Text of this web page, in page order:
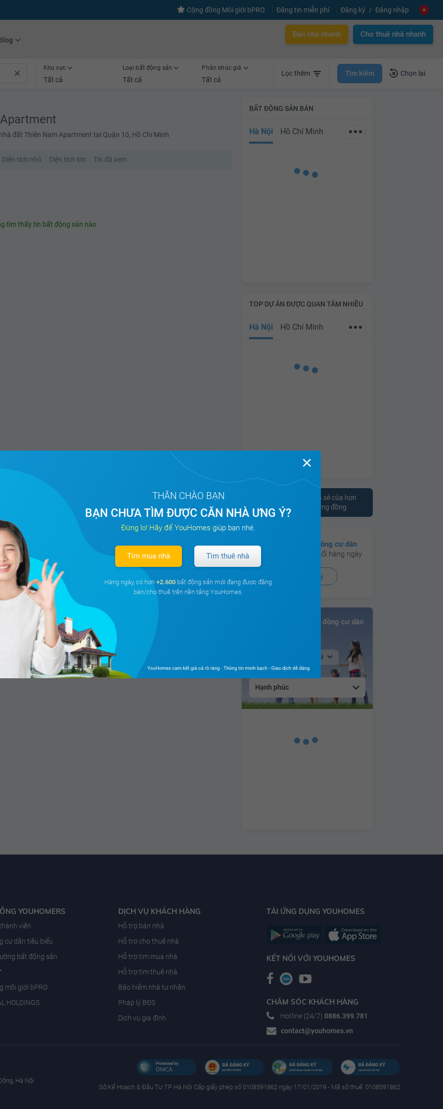
Cộng đồng Môi giới bPRO Đăng tin miễn phí Đăng ký Đăng nhập
Bán nhà nhanh Cho thuê nhà nhanh
Khu vực
Tất cả
Loại bất động sản
Tất cả
Phân khúc giá
Tất cả
Lọc thêm Tìm kiếm Chọn lại
đất Thiên Nam Apartment tại Quận 10, Hồ Chí Minh
Diện tích nhỏ Diện tích lớn Tin đã xem
tìm thấy tin bất động sản nào
BẤT ĐỘNG SẢN BÁN
Hà Nội Hồ Chí Minh
TOP DỰ ÁN ĐƯỢC QUAN TÂM NHIỀU
Hà Nội Hồ Chí Minh
Tham khảo ý kiến chia sẻ của hơn
10.000 cư dân trên cộng đồng
Có hơn
130 cộng đồng cư dân
đang hoạt động sôi nổi hàng ngày
Xem ngay
Bảng xếp hạng Cộng đồng cư dân
Tại Hà Nội
Hạnh phúc
YOUHOMERS
viên
cư dân tiêu biểu
bất động sản
môi giới bPRO
HOLDINGS
DỊCH VỤ KHÁCH HÀNG
Hỗ trợ bán nhà
Hỗ trợ cho thuê nhà
Hỗ trợ tìm mua nhà
Hỗ trợ tìm thuê nhà
Bảo hiểm nhà tư nhân
Pháp lý BĐS
Dịch vụ gia đình
TẢI ỨNG DỤNG YOUHOMES
KẾT NỐI VỚI YOUHOMES
CHĂM SÓC KHÁCH HÀNG
Hotline (24/7) 0886.399.781
contact@youhomes.vn
Hà Nội
Sở Kế Hoạch & Ðầu Tư TP Hà Nội Cấp giấy phép số 0108591862 ngày 17/01/2019 - Mã số thuế: 0108591862
✕
THÂN CHÀO BẠN
BẠN CHƯA TÌM ĐƯỢC CĂN NHÀ ƯNG Ý?
Đừng lo! Hãy để YouHomes giúp bạn nhé.
Tìm mua nhà Tìm thuê nhà
Hàng ngày, có hơn +2.600 bất động sản mới đang được đăng
bán/cho thuê trên nền tảng YouHomes.